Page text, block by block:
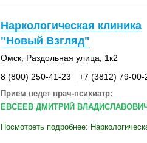
Наркологическая клиника
"Новый Взгляд"
Омск, Раздольная улица
1к2
8 (800) 250-41-23
+7 (3812) 79-00-
Прием ведет врач-психиатр:
ЕВСЕЕВ ДМИТРИЙ
Посмотреть подробнее: